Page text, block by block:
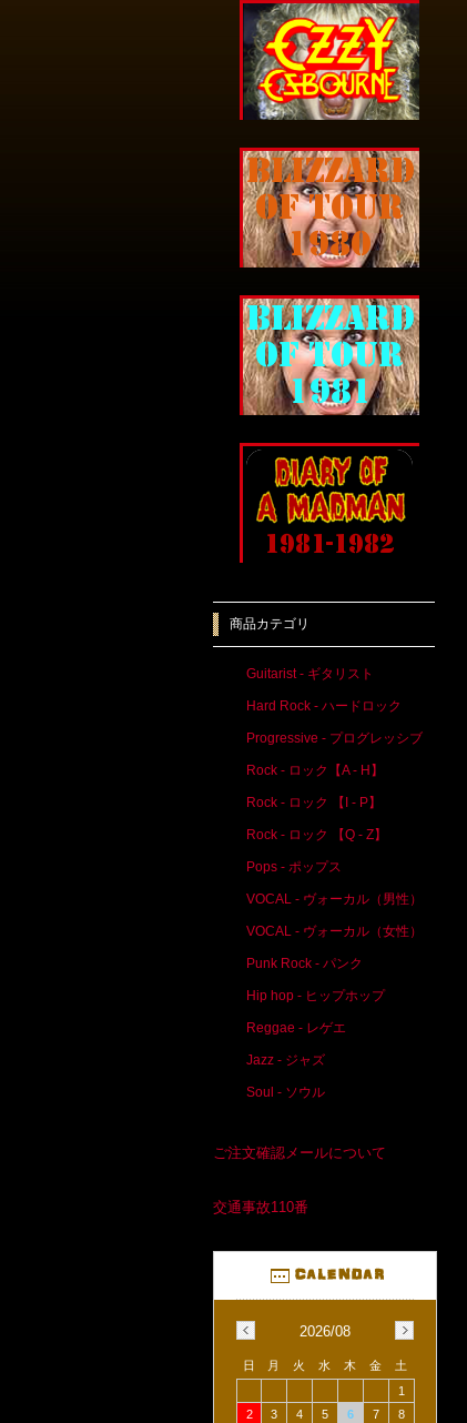
商品カテゴリ
Guitarist - ギタリスト
Hard Rock - ハードロック
Progressive - プログレッシブ
Rock - ロック【A - H】
Rock - ロック 【I - P】
Rock - ロック 【Q - Z】
Pops - ポップス
VOCAL - ヴォーカル（男性）
VOCAL - ヴォーカル（女性）
Punk Rock - パンク
Hip hop - ヒップホップ
Reggae - レゲエ
Jazz - ジャズ
Soul - ソウル
ご注文確認メールについて
交通事故110番
2026/08
日 月 火 水 木 金
土
1
2
3 4 5 6 7
8